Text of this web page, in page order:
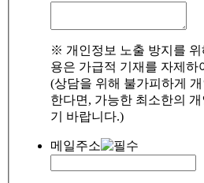
※ 개인정보 노출 방지를 위
용은 가급적 기재를 자제하
(상담을 위해 불가피하게
한다면, 가능한 최소한의
기 바랍니다.)
메일주소